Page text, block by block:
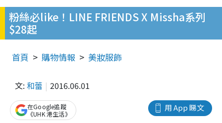
粉絲必like！LINE FRIENDS X Missha系列
$28起
首頁 購物情報 美妝服飾
文: 和蕾 2016.06.01
用 App 睇文
在Google追蹤
《UHK 港生活》